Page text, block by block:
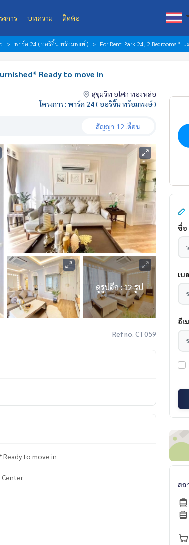
งการ บทความ ติดต่อ
พาร์ค 24 ( ออริจิ้น พร้อมพงษ์ ) For Rent: Park 24, 2 Bedrooms
Ready to move in
สุขุมวิท อโศก ทองหล่อ
โครงการ : พาร์ค 24 ( ออริจิ้น พร้อมพงษ์ )
สัญญา 12 เดือน
ดูรูปอีก : 12 รูป
Ref no. CT059
Ready to move in
Center
ชื่อ
เบ
อีเ
สถ